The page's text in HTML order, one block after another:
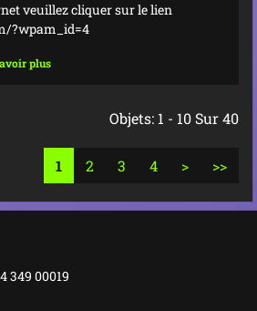
veuillez cliquer sur le lien
?wpam_id=4
plus
Objets: 1 - 10 Sur 40
1 2 3 4 > >>
349 00019